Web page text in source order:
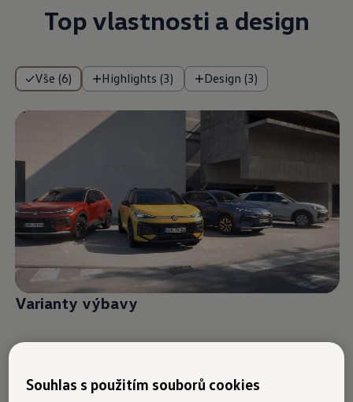
Top vlastnosti a design
Vše (6) Highlights (3) Design (3)
Varianty výbavy
Souhlas s použitím souborů cookies